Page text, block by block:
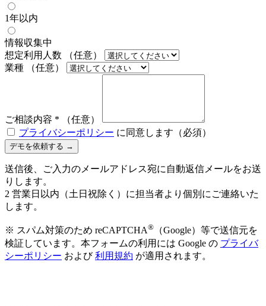
1年以内
情報収集中
想定利用人数
（任意）
業種
（任意）
ご相談内容 *
（任意）
プライバシーポリシー に同意します（必須）
デモを依頼する →
送信後、ご入力のメールアドレス宛に自動返信メールをお送
りします。
2 営業日以内（土日祝除く）に担当者より個別にご連絡いた
します。
※ スパム対策のため reCAPTCHA® （Google）等で送信元を
検証しています。本フォームの利用には Google の プライバ
シーポリシー および利用規約 が適用されます。